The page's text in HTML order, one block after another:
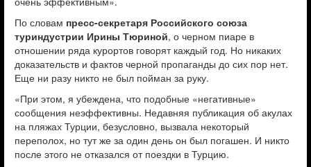
По словам пресс-секретаря Российского союза
туриндустрии Ирины Тюриной, о черном пиаре в
отношении ряда курортов говорят каждый год. Но никаких
доказательств и фактов черной пропаганды до сих пор нет.
Еще ни разу никто не был пойман за руку.
«При этом, я убеждена, что подобные «негативные»
сообщения неэффективны. Недавняя публикация об акулах
на пляжах Турции, безусловно, вызвала некоторый
переполох, но тут же за один день он был погашен. И никто
после этого не отказался от поездки в Турцию.